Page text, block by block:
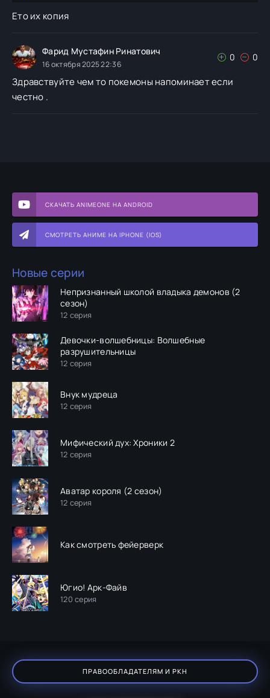
СКАЧАТЬ ANIMEONE НА ANDROID
СМОТРЕТЬ АНИМЕ НА IPHONE (IOS)
Новые серии
Непризнанный школой владыка демонов (2
сезон)
12 серия
Девочки-волшебницы: Волшебные
разрушительницы
12 серия
Внук мудреца
12 серия
Мифический дух: Хроники 2
12 серия
Аватар короля (2 сезон)
12 серия
Как смотреть фейерверк
Югио! Арк-Файв
120 серия
Ето их копия
Фарид Мустафин Ринатович
16 октября 2025 22:36
0 0
Здравствуйте чем то покемоны напоминает если
честно .
ПРАВООБЛАДАТЕЛЯМ И РКН